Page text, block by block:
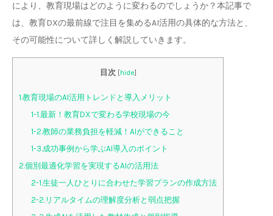
により、教育現場はどのように変わるのでしょうか？本記事で
は、教育DXの最前線で注目を集めるAI活用の具体的な方法と、
その可能性について詳しく解説していきます。
目次 [hide]
1.教育現場のAI活用トレンドと導入メリット
1-1.最新！教育DXで変わる学校現場の今
1-2.教師の業務負担を軽減！AIができること
1-3.成功事例から学ぶAI導入のポイント
2.個別最適化学習を実現するAIの活用法
2-1.生徒一人ひとりに合わせた学習プランの作成方法
2-2.リアルタイムの理解度分析と弱点把握